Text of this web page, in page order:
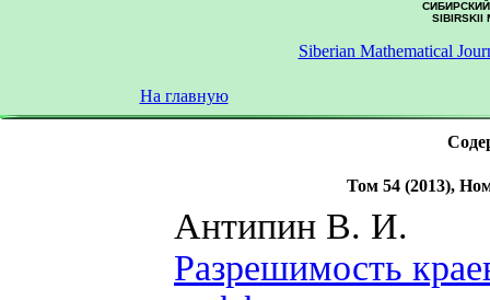
SIBIRSKII
Siberian Mathematical
На главную
Том 54 (2013),
Антипин В. И.
Разрешимость